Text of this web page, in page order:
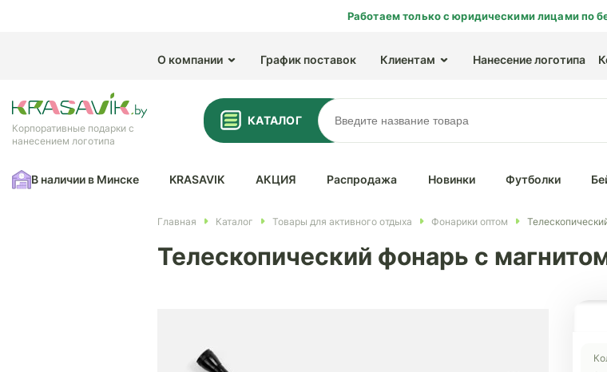
Работаем только с юридическими лицами по
О компании График поставок Клиентам Нанесение логотипа
Корпоративные подарки с
нанесением логотипа
КАТАЛОГ
В наличии в Минске KRASAVIK АКЦИЯ Распродажа Новинки Футболки
Главная Каталог Товары для активного отдыха Фонарики оптом
Телескопический фонарь с